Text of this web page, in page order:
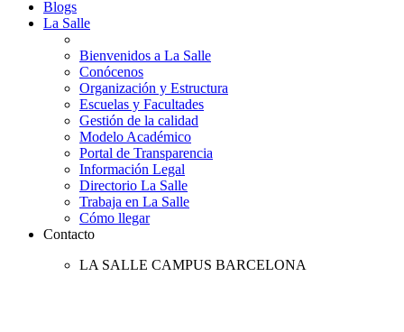
Blogs
La Salle
Bienvenidos a La Salle
Conócenos
Organización y Estructura
Escuelas y Facultades
Gestión de la calidad
Modelo Académico
Portal de Transparencia
Información Legal
Directorio La Salle
Trabaja en La Salle
Cómo llegar
Contacto
LA SALLE CAMPUS BARCELONA